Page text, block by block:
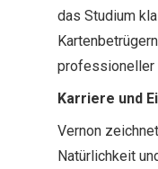
das Studium
professioneller
Karriere und
Vernon
Natürlichkeit